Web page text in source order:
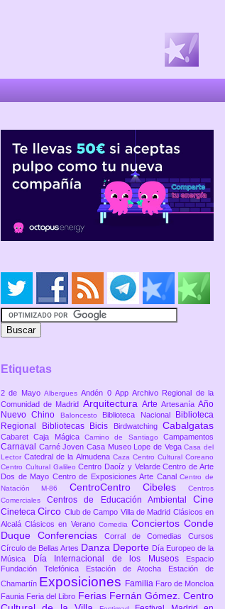
Etiquetas
2 de Mayo AlberguesAndén 0 AppArchivo Regional de la
Comunidad de Madrid Arquitectura Arte ArtesaníaAño
Nuevo Chino
Baloncesto Biblioteca Nacional
Biblioteca
Regional
Bibliotecas Bicis Birdwatching Cabalgatas
CabaretCaja MágicaCamino de SantiagoCampamentos
Carnaval Carné JovenCasa Museo Lope de VegaCasa del
LectorCatedral de la Almudena Caza Centro Cultural Coreano
Centro Cultural GalileoCentro Daoíz y VelardeCentro de Arte
Dos de Mayo Centro de Exposiciones Arte CanalCentro de
Natación M-86 CentroCentro Cibeles
Centros
ComercialesCentros de Educación AmbientalCine
CinetecaCirco Club de Campo Villa de Madrid Clásicos en
AlcaláClásicos en Verano Comedia ConciertosConde
Duque Conferencias Corral de Comedias Cursos
Círculo de Bellas Artes Danza Deporte Día Europeo de la
Música
Día Internacional de los Museos
Espacio
Fundación Telefónica
Estación de Atocha
Estación de
Chamartín Exposiciones Familia Faro de Moncloa
Faunia Feria del Libro Ferias Fernán Gómez. Centro